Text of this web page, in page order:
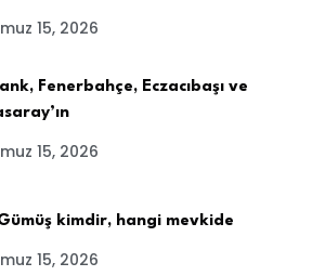
15, 2026
Fenerbahçe, Eczacıbaşı ve
15, 2026
kimdir, hangi mevkide
15, 2026